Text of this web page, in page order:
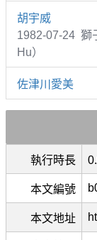
胡宇威
1982-07-24 獅
Hu）
佐津川愛美
執行時長
本文編號
本文地址